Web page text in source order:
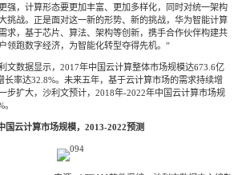
强，计算形态要更加丰富、更加多样化，同时对统一架构
挑战。正是面对这一新的形势、新的挑战，华为智能计算
求，基于芯片、算法、架构等创新，携手合作伙伴构建共
领跑数字经济，为智能化转型夺得先机。”
文数据显示，2017年中国云计算整体市场规模达673.6亿
长率达32.8%。未来五年，基于云计算市场的需求持续增
步扩大，沙利文预计，2018年-2022年中国云计算市场规
国云计算市场规模，2013-2022预测